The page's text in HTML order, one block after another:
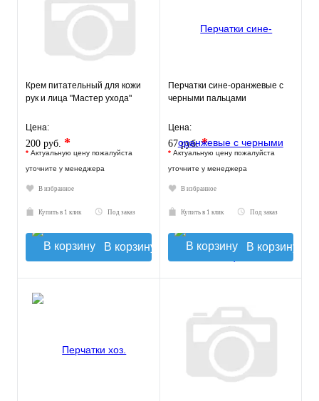
Крем питательный для кожи
рук и лица "Мастер ухода"
Цена:
200 руб. *
* Актуальную цену пожалуйста
уточните у менеджера
В избранное
Купить в 1 клик Под заказ
В корзину
Перчатки сине-оранжевые с
черными пальцами
Цена:
67 руб.*
* Актуальную цену пожалуйста
уточните у менеджера
В избранное
Купить в 1 клик Под заказ
В корзину